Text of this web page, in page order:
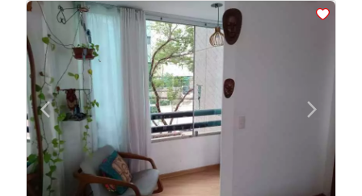
arrow_back_iosPrevious arrow_forward_iosNext